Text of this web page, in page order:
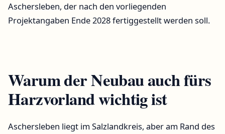
Aschersleben, der nach den vorliegenden
Projektangaben Ende 2028 fertiggestellt werden soll.
Warum der Neubau auch fürs
Harzvorland wichtig ist
Aschersleben liegt im Salzlandkreis, aber am Rand des